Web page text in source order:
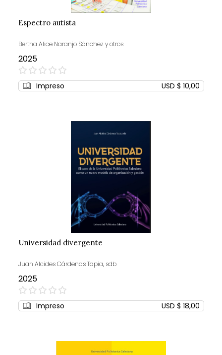
Espectro autista
Bertha Alice Naranjo Sánchez y otros
2025
0%
Impreso USD $ 10,00
Universidad divergente
Juan Alcides Cárdenas Tapia, sdb
2025
0%
Impreso USD $ 18,00